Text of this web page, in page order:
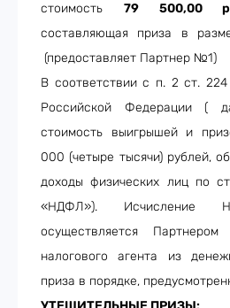
стоимость 79 500,00
составляющая приза в
(предоставляет Партнер №1)
В соответствии с п. 2 ст. 224
Российской Федерации
стоимость выигрышей и
000 (четыре тысячи) рублей,
доходы физических лиц по
«НДФЛ»). Исчисление
осуществляется
налогового агента из
приза в порядке,